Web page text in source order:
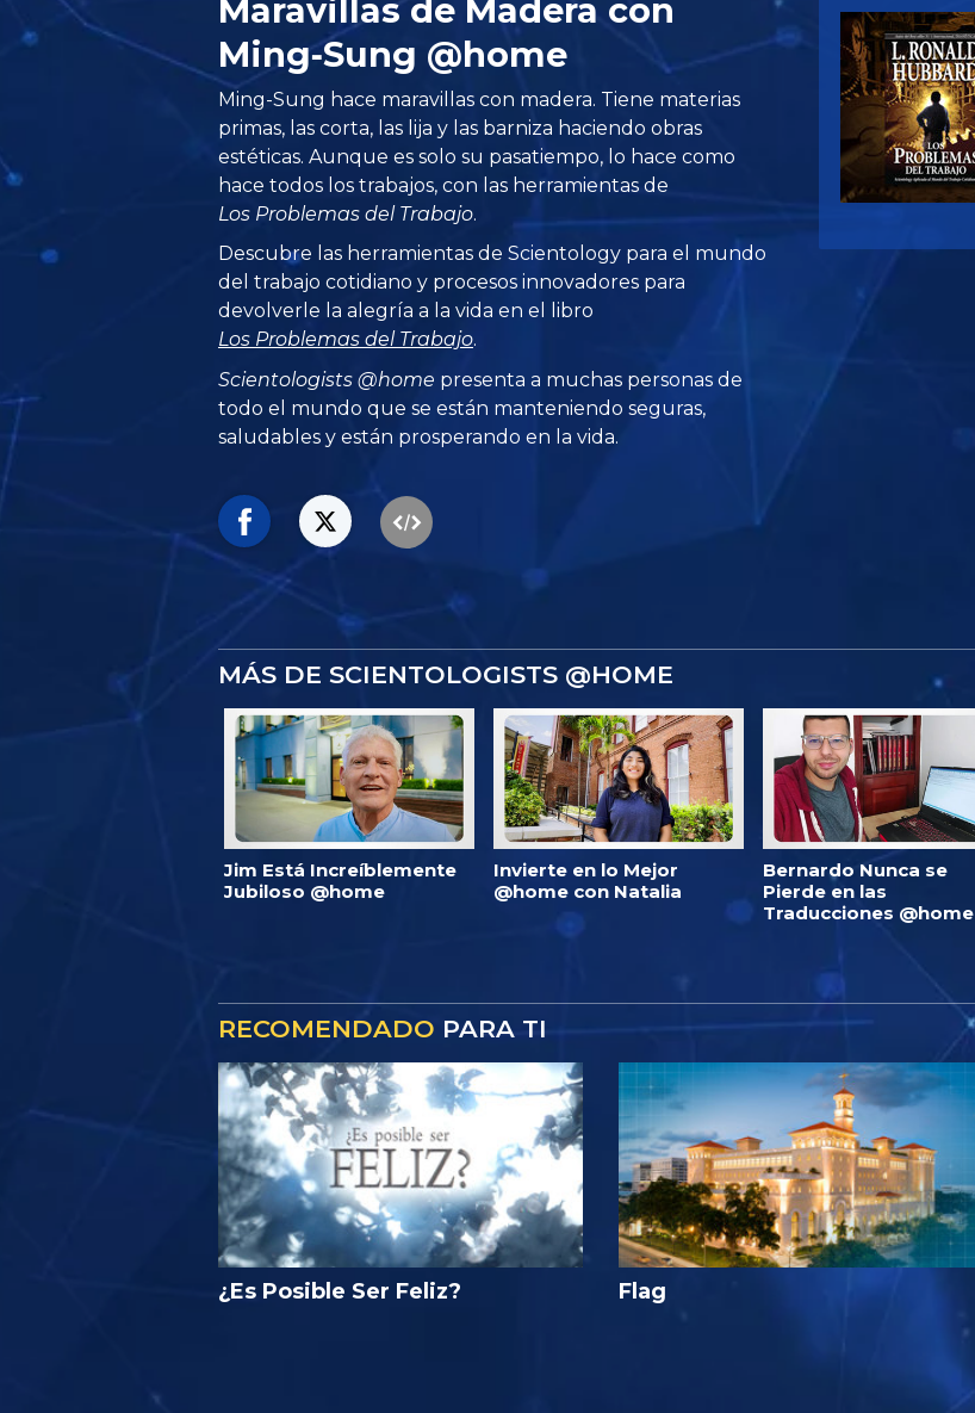
Maravillas de Madera con
Ming‑Sung @home
Ming-Sung hace maravillas con madera. Tiene materias
primas, las corta, las lija y las barniza haciendo obras
estéticas. Aunque es solo su pasatiempo, lo hace como
hace todos los trabajos, con las herramientas de
Los Problemas del Trabajo.
Descubre las herramientas de Scientology para el mundo
del trabajo cotidiano y procesos innovadores para
devolverle la alegría a la vida en el libro
Los Problemas del Trabajo.
Scientologists @home presenta a muchas personas de
todo el mundo que se están manteniendo seguras,
saludables y están prosperando en la vida.
MÁS DE SCIENTOLOGISTS @HOME
Jim Está Increíblemente
Jubiloso @home
Invierte en lo Mejor
@home con Natalia
Bernardo Nunca se
Pierde en las
Traducciones @home
RECOMENDADO PARA TI
¿Es Posible Ser Feliz? Flag